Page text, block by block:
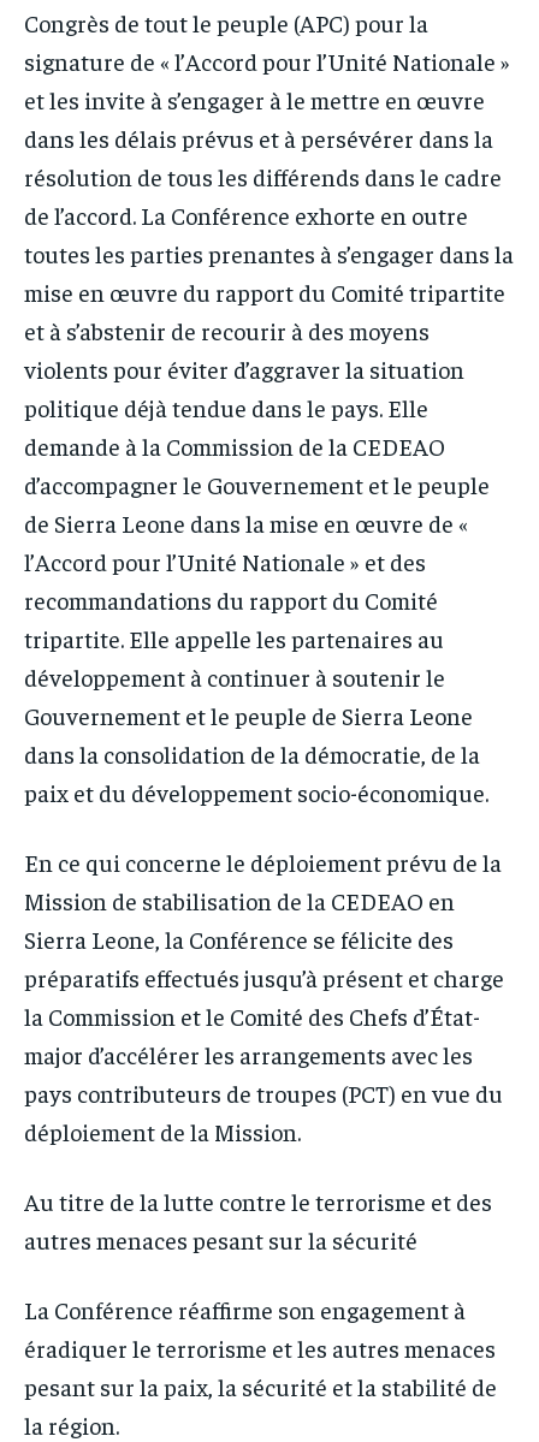
Congrès de tout le peuple (APC) pour la
signature de « l’Accord pour l’Unité Nationale »
et les invite à s’engager à le mettre en œuvre
dans les délais prévus et à persévérer dans la
résolution de tous les différends dans le cadre
de l’accord. La Conférence exhorte en outre
toutes les parties prenantes à s’engager dans la
mise en œuvre du rapport du Comité tripartite
et à s’abstenir de recourir à des moyens
violents pour éviter d’aggraver la situation
politique déjà tendue dans le pays. Elle
demande à la Commission de la CEDEAO
d’accompagner le Gouvernement et le peuple
de Sierra Leone dans la mise en œuvre de «
l’Accord pour l’Unité Nationale » et des
recommandations du rapport du Comité
tripartite. Elle appelle les partenaires au
développement à continuer à soutenir le
Gouvernement et le peuple de Sierra Leone
dans la consolidation de la démocratie, de la
paix et du développement socio-économique.
En ce qui concerne le déploiement prévu de la
Mission de stabilisation de la CEDEAO en
Sierra Leone, la Conférence se félicite des
préparatifs effectués jusqu’à présent et charge
la Commission et le Comité des Chefs d’État-
major d’accélérer les arrangements avec les
pays contributeurs de troupes (PCT) en vue du
déploiement de la Mission.
Au titre de la lutte contre le terrorisme et des
autres menaces pesant sur la sécurité
La Conférence réaffirme son engagement à
éradiquer le terrorisme et les autres menaces
pesant sur la paix, la sécurité et la stabilité de
la région.